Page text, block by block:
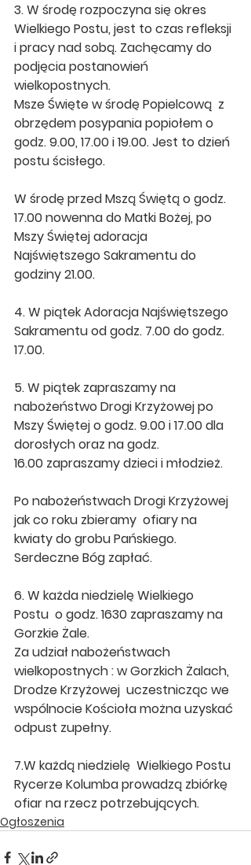
3. W środę rozpoczyna się okres
Wielkiego Postu, jest to czas refleksji
i pracy nad sobą. Zachęcamy do
podjęcia postanowień
wielkopostnych.
Msze Święte w środę Popielcową  z
obrzędem posypania popiołem o
godz. 9.00, 17.00 i 19.00. Jest to dzień
postu ścisłego.
W środę przed Mszą Świętą o godz.
17.00 nowenna do Matki Bożej, po
Mszy Świętej adoracja
Najświętszego Sakramentu do
godziny 21.00.
4. W piątek Adoracja Najświętszego
Sakramentu od godz. 7.00 do godz.
17.00.
5. W piątek zapraszamy na
nabożeństwo Drogi Krzyżowej po
Mszy Świętej o godz. 9.00 i 17.00 dla
dorosłych oraz na godz.
16.00 zapraszamy dzieci i młodzież.
Po nabożeństwach Drogi Krzyżowej
jak co roku zbieramy  ofiary na
kwiaty do grobu Pańskiego.
Serdeczne Bóg zapłać.
6. W każda niedzielę Wielkiego
Postu  o godz. 1630 zapraszamy na
Gorzkie Żale.
Za udział nabożeństwach
wielkopostnych : w Gorzkich Żalach,
Drodze Krzyżowej  uczestnicząc we
wspólnocie Kościoła można uzyskać
odpust zupełny.
7.W każdą niedzielę  Wielkiego Postu
Rycerze Kolumba prowadzą zbiórkę
ofiar na rzecz potrzebujących.
Ogłoszenia